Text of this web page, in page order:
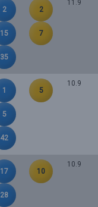
2
15
35
2
7
11.9
1
5
42
5
10.9
17
28
10
10.9